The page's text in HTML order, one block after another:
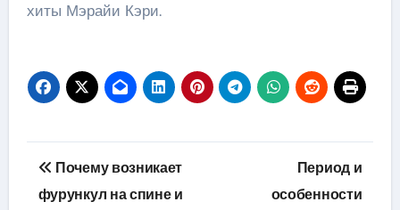
хиты Мэрайи Кэри.
Навигация
по
Почему возникает
фурункул на спине и
Период и
особенности